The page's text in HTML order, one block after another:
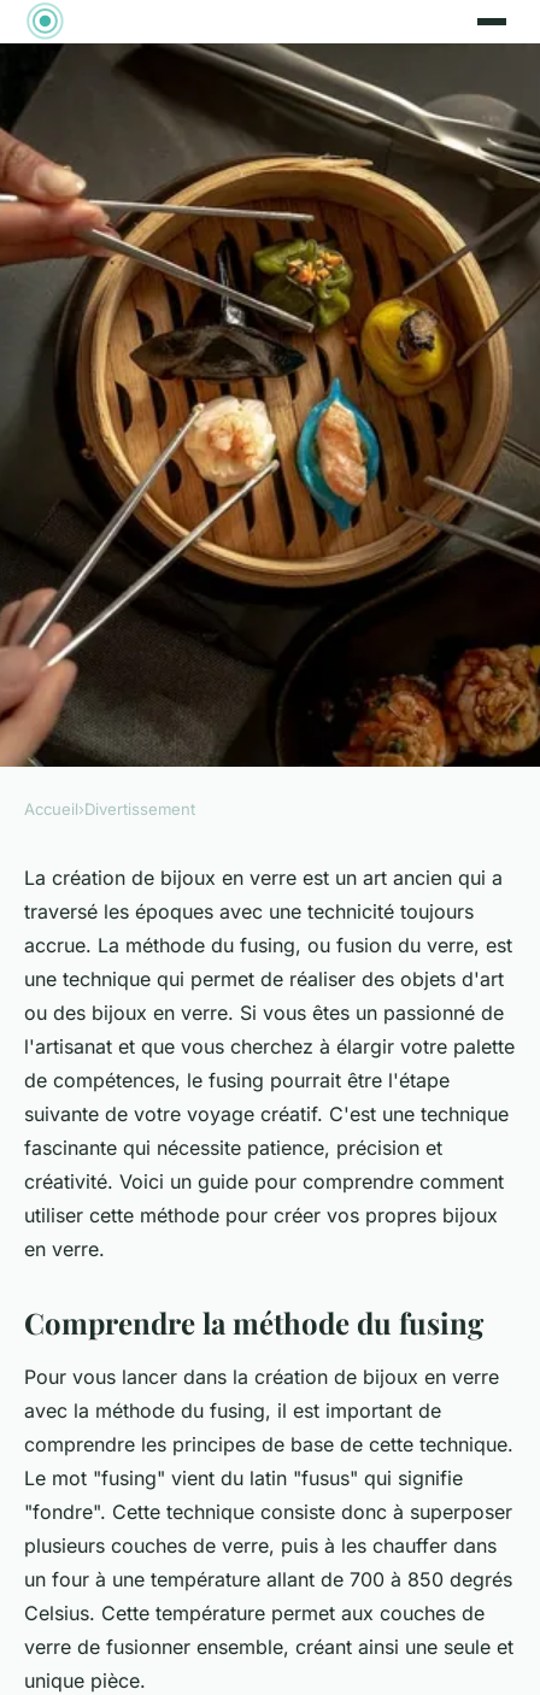
Quelles techniques utiliser
pour créer des bijoux en verre
avec la méthode du fusing?
Mélina• 10 mai 2024•7 min de lecture
Accueil›Divertissement
La création de bijoux en verre est un art ancien qui a
traversé les époques avec une technicité toujours
accrue. La méthode du fusing, ou fusion du verre, est
une technique qui permet de réaliser des objets d'art
ou des bijoux en verre. Si vous êtes un passionné de
l'artisanat et que vous cherchez à élargir votre palette
de compétences, le fusing pourrait être l'étape
suivante de votre voyage créatif. C'est une technique
fascinante qui nécessite patience, précision et
créativité. Voici un guide pour comprendre comment
utiliser cette méthode pour créer vos propres bijoux
en verre.
Comprendre la méthode du fusing
Pour vous lancer dans la création de bijoux en verre
avec la méthode du fusing, il est important de
comprendre les principes de base de cette technique.
Le mot "fusing" vient du latin "fusus" qui signifie
"fondre". Cette technique consiste donc à superposer
plusieurs couches de verre, puis à les chauffer dans
un four à une température allant de 700 à 850 degrés
Celsius. Cette température permet aux couches de
verre de fusionner ensemble, créant ainsi une seule et
unique pièce.